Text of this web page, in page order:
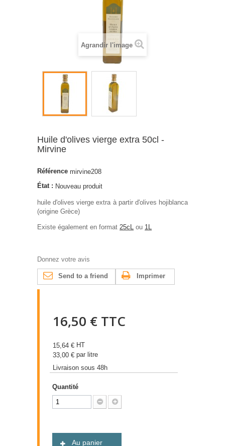
Agrandir l'image
Huile d'olives vierge extra 50cl -
Mirvine
Référence mirvine208
État : Nouveau produit
huile d'olives vierge extra à partir d'olives hojiblanca
(origine Grèce)
Existe également en format25cL ou 1L
Donnez votre avis
Send to a friend Imprimer
16,50 € TTC
15,64 € HT
33,00 € par litre
Livraison sous 48h
Quantité
Au panier